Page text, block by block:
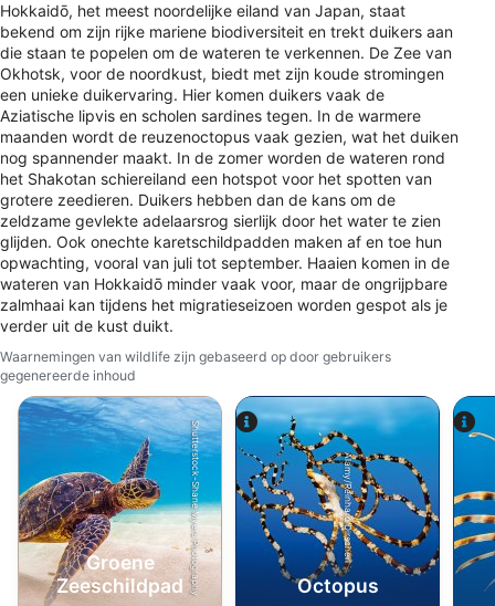
Hokkaidō, het meest noordelijke eiland van Japan, staat
bekend om zijn rijke mariene biodiversiteit en trekt duikers aan
die staan te popelen om de wateren te verkennen. De Zee van
Okhotsk, voor de noordkust, biedt met zijn koude stromingen
een unieke duikervaring. Hier komen duikers vaak de
Aziatische lipvis en scholen sardines tegen. In de warmere
maanden wordt de reuzenoctopus vaak gezien, wat het duiken
nog spannender maakt. In de zomer worden de wateren rond
het Shakotan schiereiland een hotspot voor het spotten van
grotere zeedieren. Duikers hebben dan de kans om de
zeldzame gevlekte adelaarsrog sierlijk door het water te zien
glijden. Ook onechte karetschildpadden maken af en toe hun
opwachting, vooral van juli tot september. Haaien komen in de
wateren van Hokkaidō minder vaak voor, maar de ongrijpbare
zalmhaai kan tijdens het migratieseizoen worden gespot als je
verder uit de kust duikt.
Waarnemingen van wildlife zijn gebaseerd op door gebruikers
gegenereerde inhoud
Shutterstock-Shane Myers Photography
Groene
Zeeschildpad
Alamy/Reinhard Dirscherl
Octopus
Beperkte gegevens gebruiken om
advertenties te selecteren
Profielen aanmaken ten behoeve van
gepersonaliseerde advertenties
Profielen gebruiken voor de selectie van
gepersonaliseerde advertenties
Profielen aanmaken ter personalisatie van
content
Profielen gebruiken ter selectie van
gepersonaliseerde content
De prestaties van advertenties meten
Contentprestaties meten
Publieksgroepen begrijpen aan de hand van
statistieken of combinaties van gegevens uit
verschillende bronnen
Diensten ontwikkelen en verbeteren
Beperkte gegevens gebruiken om content te
selecteren